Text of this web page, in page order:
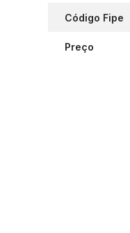
Código Fipe
Preço